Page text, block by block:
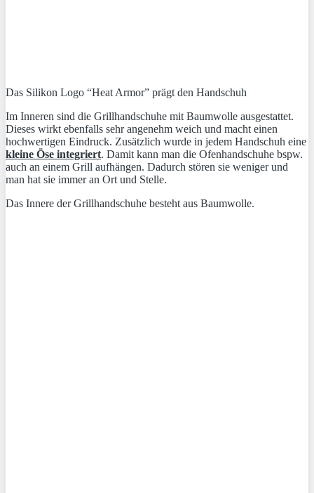
Das Silikon Logo “Heat Armor” prägt den Handschuh
Im Inneren sind die Grillhandschuhe mit Baumwolle ausgestattet.
Dieses wirkt ebenfalls sehr angenehm weich und macht einen
hochwertigen Eindruck. Zusätzlich wurde in jedem Handschuh eine
kleine Öse integriert. Damit kann man die Ofenhandschuhe bspw.
auch an einem Grill aufhängen. Dadurch stören sie weniger und
man hat sie immer an Ort und Stelle.
Das Innere der Grillhandschuhe besteht aus Baumwolle.